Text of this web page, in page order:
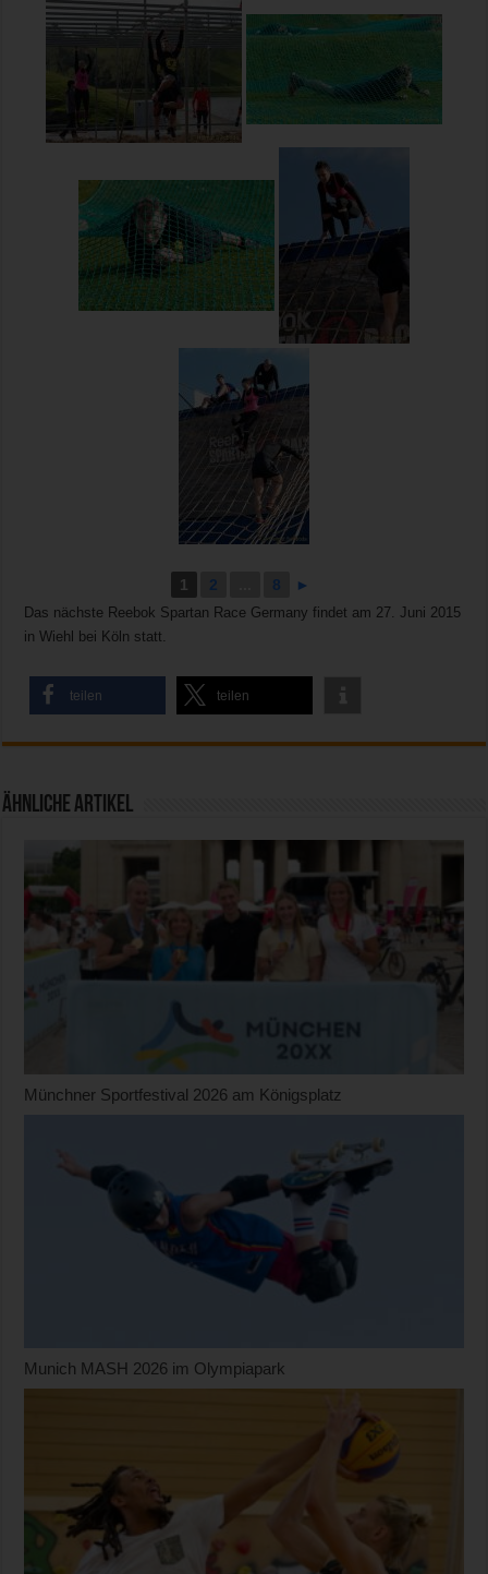
1 2 8 ►
Das nächste Reebok Spartan Race Germany findet am 27. Juni 2015
in Wiehl bei Köln statt.
teilen teilen
Ähnliche Artikel
Münchner Sportfestival 2026 am Königsplatz
Munich MASH 2026 im Olympiapark